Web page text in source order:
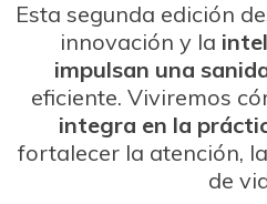
Esta segunda edición
innovación y la
impulsan una
eficiente. Viviremos
integra en la
fortalecer la atención,
de